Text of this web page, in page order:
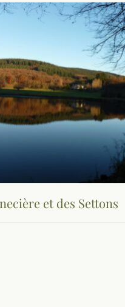
et des Settons